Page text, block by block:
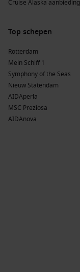
Cruise Alaska aanbieding
Top schepen
Rotterdam
Mein Schiff 1
Symphony of the Seas
Nieuw Statendam
AIDAperla
MSC Preziosa
AIDAnova